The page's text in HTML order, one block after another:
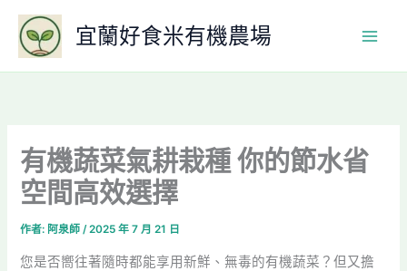
要
宜蘭好食米有機農場
有機蔬菜氣耕栽種 你的節水省
空間高效選擇
作者: 阿泉師/2025 年 7 月 21 日
您是否嚮往著隨時都能享用新鮮、無毒的有機蔬菜？但又擔